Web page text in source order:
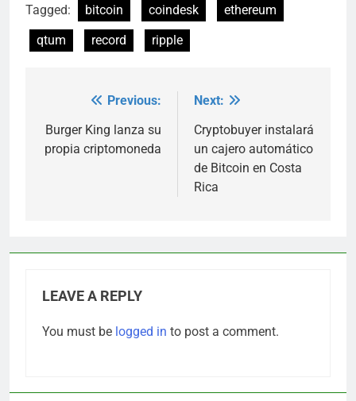
Tagged: bitcoin coindesk
ethereum
qtum
record ripple
navigation
Previous:
Burger King lanza su
propia criptomoneda
Next:
Cryptobuyer instalará
un cajero automático
de Bitcoin en Costa
Rica
LEAVE A REPLY
You must be logged in to post a comment.